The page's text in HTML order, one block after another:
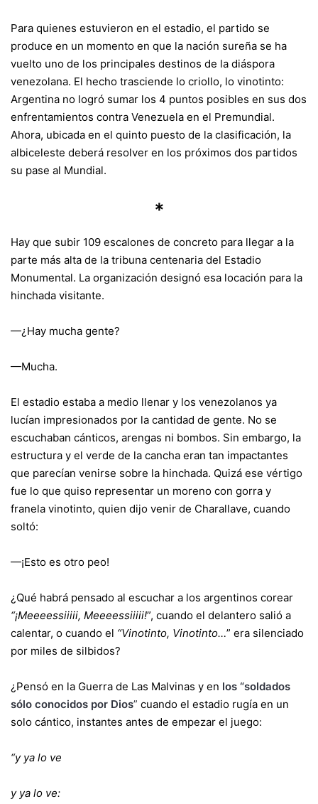
Para quienes estuvieron en el estadio, el partido se
produce en un momento en que la nación sureña se ha
vuelto uno de los principales destinos de la diáspora
venezolana. El hecho trasciende lo criollo, lo vinotinto:
Argentina no logró sumar los 4 puntos posibles en sus dos
enfrentamientos contra Venezuela en el Premundial.
Ahora, ubicada en el quinto puesto de la clasificación, la
albiceleste deberá resolver en los próximos dos partidos
su pase al Mundial.
*
Hay que subir 109 escalones de concreto para llegar a la
parte más alta de la tribuna centenaria del Estadio
Monumental. La organización designó esa locación para la
hinchada visitante.
—¿Hay mucha gente?
—Mucha.
El estadio estaba a medio llenar y los venezolanos ya
lucían impresionados por la cantidad de gente. No se
escuchaban cánticos, arengas ni bombos. Sin embargo, la
estructura y el verde de la cancha eran tan impactantes
que parecían venirse sobre la hinchada. Quizá ese vértigo
fue lo que quiso representar un moreno con gorra y
franela vinotinto, quien dijo venir de Charallave, cuando
soltó:
—¡Esto es otro peo!
¿Qué habrá pensado al escuchar a los argentinos corear
“¡Meeeessiiiii, Meeeessiiiii!”, cuando el delantero salió a
calentar, o cuando el “Vinotinto, Vinotinto…” era silenciado
por miles de silbidos?
¿Pensó en la Guerra de Las Malvinas y en los “soldados
sólo conocidos por Dios” cuando el estadio rugía en un
solo cántico, instantes antes de empezar el juego:
“y ya lo ve
y ya lo ve: